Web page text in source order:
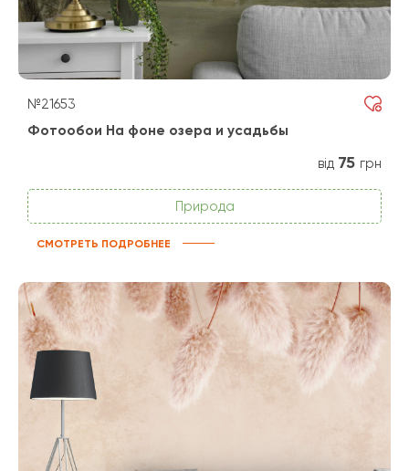
№21653
Фотообои На фоне озера и усадьбы
від 75 грн
Природа
СМОТРЕТЬ ПОДРОБНЕЕ